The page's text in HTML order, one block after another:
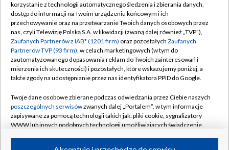
TVP
Abonament TVP
Emisja w TVP
Centrum informacji TVP
Naziemna Telewizja Cyfrowa
Rada Programowa
System NOS
Informacje o nadawcy
Regulamin TVP
Polityka prywatności
Moje zgody
Pomoc
Kontakt
Kanały
korzystanie z technologii automatycznego śledzenia i zbierania danych,
dostęp do informacji na Twoim urządzeniu końcowym i ich
przechowywanie oraz na przetwarzanie Twoich danych osobowych przez
nas, czyli Telewizję Polską S.A. w likwidacji (zwaną dalej również „TVP”),
Zaufanych Partnerów z IAB* (1201 firm) oraz pozostałych Zaufanych
Partnerów TVP (93 firm), w celach marketingowych (w tym do
zautomatyzowanego dopasowania reklam do Twoich zainteresowań i
mierzenia ich skuteczności) i pozostałych, które wskazujemy poniżej, a
także zgody na udostępnianie przez nas identyfikatora PPID do Google.
Twoje dane osobowe zbierane podczas odwiedzania przez Ciebie naszych
poszczególnych serwisówzwanych dalej „Portalem”, w tym informacje
zapisywane za pomocą technologii takich jak: pliki cookie, sygnalizatory
WWW lub innych podobnych technologii umożliwiających świadczenie